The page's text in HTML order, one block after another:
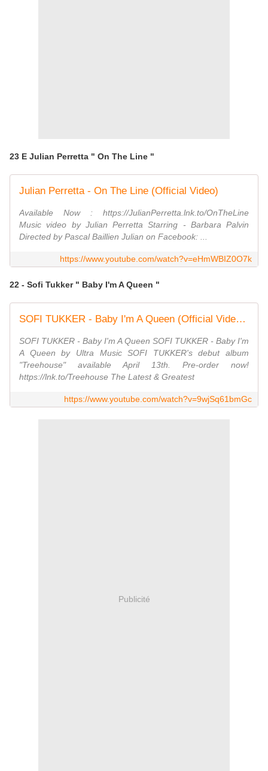
23 E Julian Perretta " On The Line "
Julian Perretta - On The Line (Official Video)
Available Now : https://JulianPerretta.lnk.to/OnTheLine
Music video by Julian Perretta Starring - Barbara Palvin
Directed by Pascal Baillien Julian on Facebook: ...
https://www.youtube.com/watch?v=eHmWBIZ0O7k
22 - Sofi Tukker " Baby I'm A Queen "
SOFI TUKKER - Baby I'm A Queen (Official Video) [Ultra Music]
SOFI TUKKER - Baby I'm A Queen SOFI TUKKER - Baby I'm
A Queen by Ultra Music SOFI TUKKER's debut album
"Treehouse" available April 13th. Pre-order now!
https://lnk.to/Treehouse The Latest & Greatest
https://www.youtube.com/watch?v=9wjSq61bmGc
Publicité